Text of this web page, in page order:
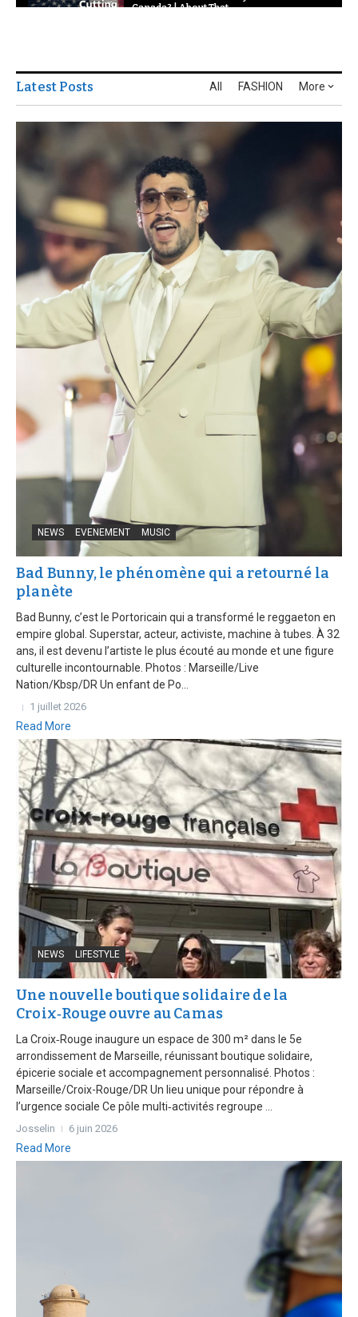
Canada? | About That
China’s ‘Artificial Sun’ Breakthrough Brings
Unlimited Energy Closer to Reality | World
SpaceX Crew-9 returning astronauts
Latest Posts All FASHION More
NEWS EVENEMENT MUSIC
Bad Bunny, le phénomène qui a retourné la
planète
Bad Bunny, c’est le Portoricain qui a transformé le reggaeton en
empire global. Superstar, acteur, activiste, machine à tubes. À 32
ans, il est devenu l’artiste le plus écouté au monde et une figure
culturelle incontournable. Photos : Marseille/Live
Nation/Kbsp/DR Un enfant de Po...
1 juillet 2026
Read More
NEWS LIFESTYLE
Une nouvelle boutique solidaire de la
Croix‑Rouge ouvre au Camas
La Croix‑Rouge inaugure un espace de 300 m² dans le 5e
arrondissement de Marseille, réunissant boutique solidaire,
épicerie sociale et accompagnement personnalisé. Photos :
Marseille/Croix-Rouge/DR Un lieu unique pour répondre à
l’urgence sociale Ce pôle multi‑activités regroupe ...
Josselin 6 juin 2026
Read More